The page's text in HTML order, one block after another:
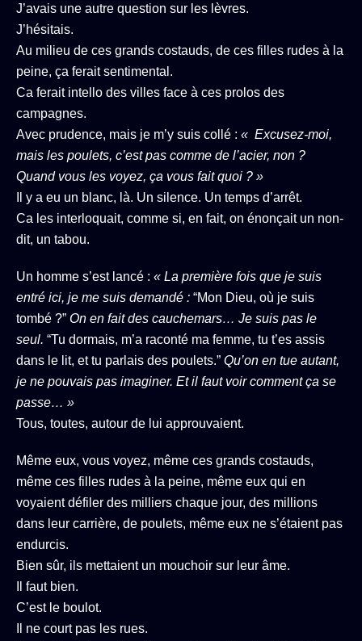
J’avais une autre question sur les lèvres.
J’hésitais.
Au milieu de ces grands costauds, de ces filles rudes à la
peine, ça ferait sentimental.
Ca ferait intello des villes face à ces prolos des
campagnes.
Avec prudence, mais je m’y suis collé : « Excusez-moi,
mais les poulets, c’est pas comme de l’acier, non ?
Quand vous les voyez, ça vous fait quoi ? »
Il y a eu un blanc, là. Un silence. Un temps d’arrêt.
Ca les interloquait, comme si, en fait, on énonçait un non-
dit, un tabou.
Un homme s’est lancé : « La première fois que je suis
entré ici, je me suis demandé : “Mon Dieu, où je suis
tombé ?” On en fait des cauchemars… Je suis pas le
seul. “Tu dormais, m’a raconté ma femme, tu t’es assis
dans le lit, et tu parlais des poulets.” Qu’on en tue autant,
je ne pouvais pas imaginer. Et il faut voir comment ça se
passe… »
Tous, toutes, autour de lui approuvaient.
Même eux, vous voyez, même ces grands costauds,
même ces filles rudes à la peine, même eux qui en
voyaient défiler des milliers chaque jour, des millions
dans leur carrière, de poulets, même eux ne s’étaient pas
endurcis.
Bien sûr, ils mettaient un mouchoir sur leur âme.
Il faut bien.
C’est le boulot.
Il ne court pas les rues.